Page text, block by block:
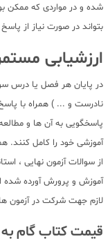
شده و در مواردی که ممکن
بتواند در صورت نیاز از
ارزشیابی
در پایان هر فصل یا درس
نادرست و ... ) همراه با
پاسخگویی به آن ها و
آموزشی خود را کامل کنند.
از سوالات آزمون نهایی ،
آموزش و پرورش آورده شده
لازم جهت شرکت در آزمون
قیمت کتاب گام